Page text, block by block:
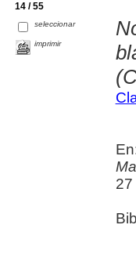
14 / 55
seleccionar
imprimir
27